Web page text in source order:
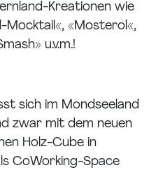
Kreationen wie
Mocktail«, «Mosterol«,
u.v.m.!
sich im Mondseeland
zwar mit dem neuen
Holz-Cube in
CoWorking-Space